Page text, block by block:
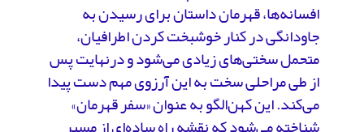
افسانه‌‌ها، قهرمان داستان برای رسیدن به
جاودانگی در کنار خوشبخت کردن اطرافیان،
متحمل سختی‌های زیادی می‌شود و درنهایت پس
از طی مراحلی سخت به این آرزوی مهم دست پیدا
می‌کند. این کهن‌الگو به عنوان «سفر قهرمان»